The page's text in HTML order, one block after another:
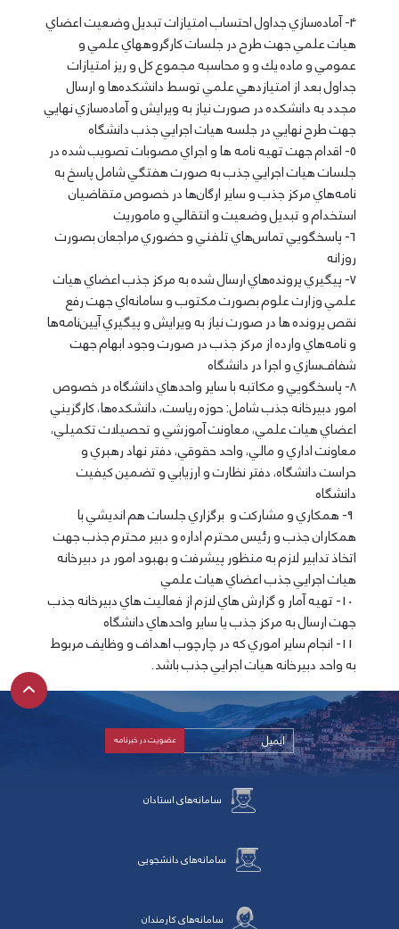
4- آماده‌سازي جداول احتساب امتيازات تبديل وضعيت اعضاي
هيات علمي جهت طرح در جلسات كارگروههاي علمي و
عمومي و ماده يك و و محاسبه مجموع كل و ريز امتيازات
جداول بعد از امتيازدهي علمي توسط دانشكده‌ها و ارسال
مجدد به دانشكده در صورت نياز به ويرايش و آماده‌سازي نهايي
جهت طرح نهايي در جلسه هيات اجرايي جذب دانشگاه
5- اقدام جهت تهيه نامه ها و اجراي مصوبات تصويب شده در
جلسات هيات اجرايي جذب به صورت هفتگي شامل پاسخ به
نامه‌هاي مركز جذب و ساير ارگان‌ها در خصوص متقاضيان
استخدام و تبديل وضعيت و انتقالي و ماموريت
6- پاسخگويي تماس‌هاي تلفني و حضوري مراجعان بصورت
روزانه
7- پيگيري پرونده‌هاي ارسال شده به مركز جذب اعضاي هيات
علمي وزارت علوم بصورت مكتوب و سامانه‌اي جهت رفع
نقص پرونده ها در صورت نياز به ويرايش و پيگيري آيين‌نامه‌ها
و نامه‌هاي وارده از مركز جذب در صورت وجود ابهام جهت
شفاف‌سازي و اجرا در دانشگاه
8- پاسخگويي و مكاتبه با ساير واحدهاي دانشگاه در خصوص
امور دبيرخانه جذب شامل: حوزه رياست، دانشكده‌ها، كارگزيني
اعضاي هيات علمي، معاونت آموزشي و تحصيلات تكميلي،
معاونت اداري و مالي، واحد حقوقي، دفتر نهاد رهبري و
حراست دانشگاه، دفتر نظارت و ارزيابي و تضمين كيفيت
دانشگاه
9- همكاري و مشاركت و برگزاري جلسات هم انديشي با
همكاران جذب و رئيس محترم اداره و دبير محترم جذب جهت
اتخاذ تدابير لازم به منظور پيشرفت و بهبود امور در دبيرخانه
هيات اجرايي جذب اعضاي هيات علمي
10- تهيه آمار و گزارش هاي لازم از فعاليت هاي دبيرخانه جذب
جهت ارسال به مركز جذب يا ساير واحدهاي دانشگاه
11- انجام ساير اموري كه در چارچوب اهداف و وظايف مربوط
به واحد دبيرخانه هيات اجرايي جذب باشد.
سامانه‌های استادان
سامانه‌های دانشجویی
سامانه‌های کارمندان